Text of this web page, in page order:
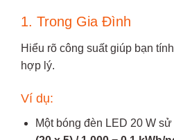
1. Trong Gia Đình
Hiểu rõ công suất giúp bạn
hợp lý.
Ví dụ:
Một bóng đèn LED 20 W